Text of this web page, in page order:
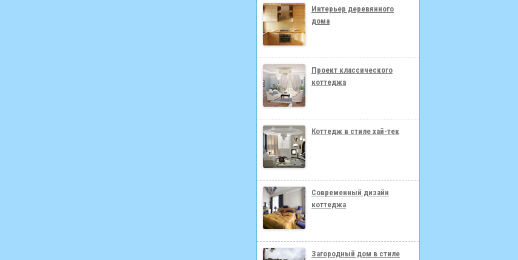
Интерьер деревянного
дома
Проект классического
коттеджа
Коттедж в стиле хай-тек
Современный дизайн
коттеджа
Загородный дом в стиле